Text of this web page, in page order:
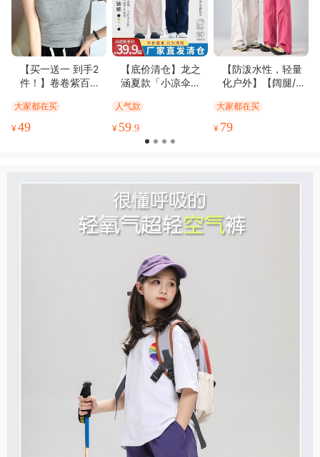
【买一送一 到手2
件！】卷卷紫百搭
计显瘦遮副乳 螺纹
弹力面料柔软舒适
大家都在买
¥49
【底价清仓】龙之
涵夏款「小凉伞」
人气款
¥ 59 .9
【防泼水性，轻量
化户外】【阔腿/束
款山系轻量化户外
情侣工装冰丝裤防
大家都在买
¥ 79